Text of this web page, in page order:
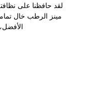
لقد حافظنا على
مينز الرطب خال